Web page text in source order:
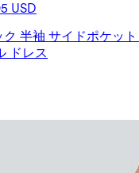
USD
半袖 サイドポケッ
ドレス